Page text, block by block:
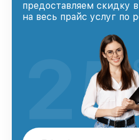
предоставляем скидку
на весь прайс услуг по
25